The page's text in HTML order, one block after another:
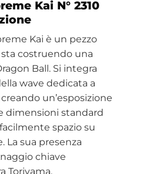
Kai N° 2310
Kai è un pezzo
costruendo una
Ball. Si integra
wave dedicata a
un’esposizione
dimensioni standard
spazio su
La sua presenza
chiave
Toriyama,